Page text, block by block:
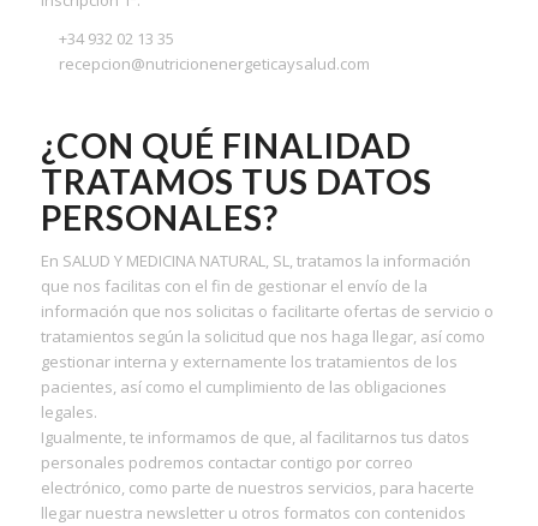
+34 932 02 13 35
recepcion@nutricionenergeticaysalud.com
¿CON QUÉ FINALIDAD
TRATAMOS TUS DATOS
PERSONALES?
En SALUD Y MEDICINA NATURAL, SL, tratamos la información
que nos facilitas con el fin de gestionar el envío de la
información que nos solicitas o facilitarte ofertas de servicio o
tratamientos según la solicitud que nos haga llegar, así como
gestionar interna y externamente los tratamientos de los
pacientes, así como el cumplimiento de las obligaciones
legales.
Igualmente, te informamos de que, al facilitarnos tus datos
personales podremos contactar contigo por correo
electrónico, como parte de nuestros servicios, para hacerte
llegar nuestra newsletter u otros formatos con contenidos